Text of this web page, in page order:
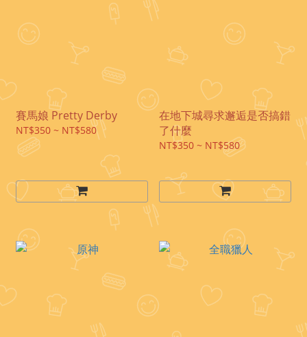
賽馬娘 Pretty Derby
NT$350 ~ NT$580
在地下城尋求邂逅是否搞錯
了什麼
NT$350 ~ NT$580